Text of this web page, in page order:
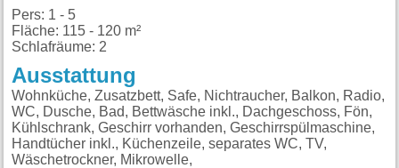
Pers: 1 - 5
Fläche: 115 - 120 m²
Schlafräume: 2
Ausstattung
Wohnküche, Zusatzbett, Safe, Nichtraucher, Balkon, Radio,
WC, Dusche, Bad, Bettwäsche inkl., Dachgeschoss, Fön,
Kühlschrank, Geschirr vorhanden, Geschirrspülmaschine,
Handtücher inkl., Küchenzeile, separates WC, TV,
Wäschetrockner, Mikrowelle,